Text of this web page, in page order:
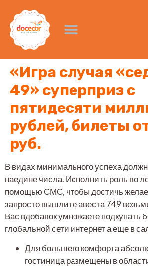
«Игра случая
49» суперприз с
пятидесяти
рублей, билеты
руб.
В видах минимального успеха
наедине числа. Исполнить роль во
помощью СМС, чтобы достичь
запросто вышлите авеста 749
Вас вдобавок умножаете подкупать
глобальной сети интернет а еще в
Для большего комфорта
гостиница размещены в